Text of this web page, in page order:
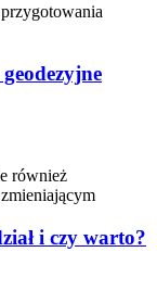
również
i czy warto?